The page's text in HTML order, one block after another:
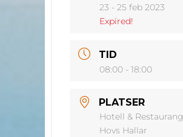
23 - 25 feb 2023
Expired!
TID
08:00 - 18:00
PLATSER
Hotell & Restaurang
Hovs Hallar